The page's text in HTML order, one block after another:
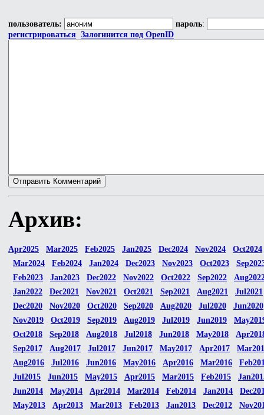
пользователь: пароль:
регистрироваться Залогинится под OpenID
Архив:
Apr2025 Mar2025 Feb2025 Jan2025 Dec2024 Nov2024
Oct2024
Mar2024
Feb2024 Jan2024 Dec2023 Nov2023 Oct2023
Feb2023
Jan2023 Dec2022 Nov2022 Oct2022 Sep2022
Jan2022
Dec2021 Nov2021 Oct2021 Sep2021 Aug2021
Jul2021
Dec2020
Nov2020 Oct2020 Sep2020 Aug2020 Jul2020
Jun2020
Nov2019
Oct2019 Sep2019 Aug2019 Jul2019 Jun2019
Oct2018
Sep2018 Aug2018 Jul2018 Jun2018 May2018
Sep2017
Aug2017 Jul2017 Jun2017 May2017 Apr2017
Aug2016
Jul2016 Jun2016 May2016 Apr2016 Mar2016
Jul2015
Jun2015 May2015 Apr2015 Mar2015 Feb2015
Jun2014
May2014 Apr2014 Mar2014 Feb2014 Jan2014
May2013
Apr2013 Mar2013 Feb2013 Jan2013 Dec2012